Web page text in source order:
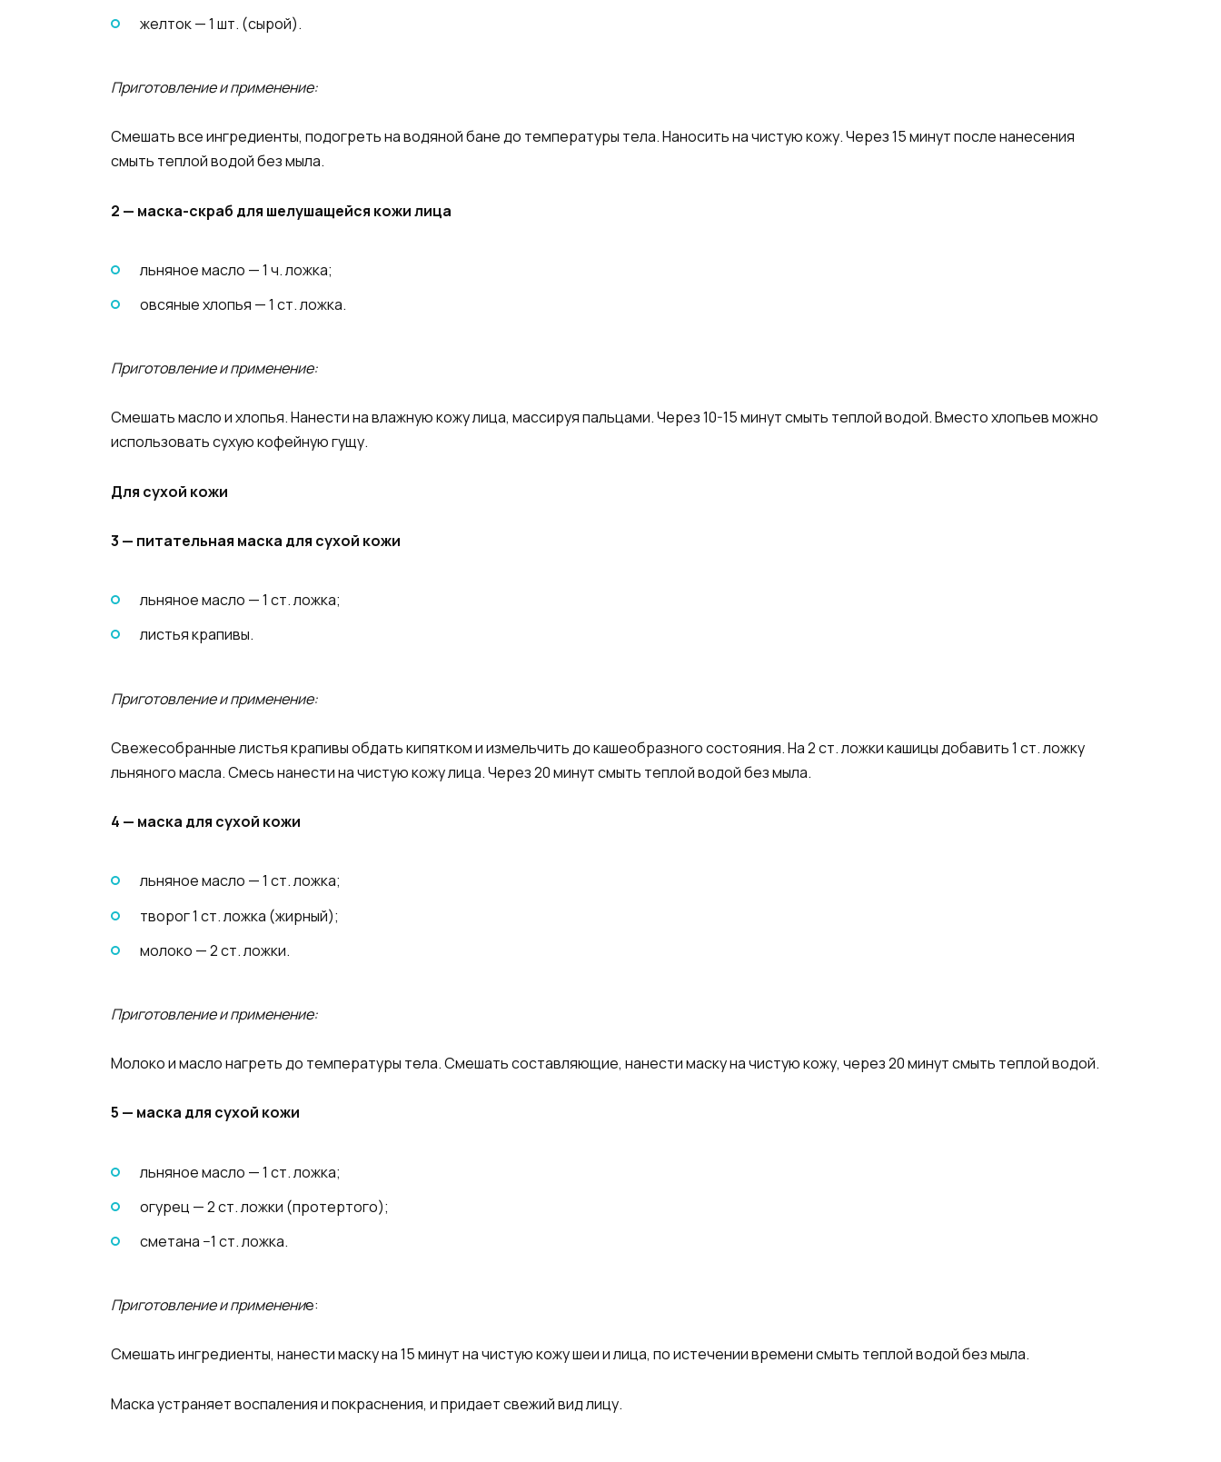
желток — 1 шт. (сырой).
Приготовление и применение:
Смешать все ингредиенты, подогреть на водяной бане до температуры тела. Наносить на чистую кожу. Через 15 минут после нанесения
смыть теплой водой без мыла.
2 — маска-скраб для шелушащейся кожи лица
льняное масло — 1 ч. ложка;
овсяные хлопья — 1 ст. ложка.
Приготовление и применение:
Смешать масло и хлопья. Нанести на влажную кожу лица, массируя пальцами. Через 10-15 минут смыть теплой водой. Вместо хлопьев можно
использовать сухую кофейную гущу.
Для сухой кожи
3 — питательная маска для сухой кожи
льняное масло — 1 ст. ложка;
листья крапивы.
Приготовление и применение:
Свежесобранные листья крапивы обдать кипятком и измельчить до кашеобразного состояния. На 2 ст. ложки кашицы добавить 1 ст. ложку
льняного масла. Смесь нанести на чистую кожу лица. Через 20 минут смыть теплой водой без мыла.
4 — маска для сухой кожи
льняное масло — 1 ст. ложка;
творог 1 ст. ложка (жирный);
молоко — 2 ст. ложки.
Приготовление и применение:
Молоко и масло нагреть до температуры тела. Смешать составляющие, нанести маску на чистую кожу, через 20 минут смыть теплой водой.
5 — маска для сухой кожи
льняное масло — 1 ст. ложка;
огурец — 2 ст. ложки (протертого);
сметана −1 ст. ложка.
Приготовление и применение:
Смешать ингредиенты, нанести маску на 15 минут на чистую кожу шеи и лица, по истечении времени смыть теплой водой без мыла.
Маска устраняет воспаления и покраснения, и придает свежий вид лицу.